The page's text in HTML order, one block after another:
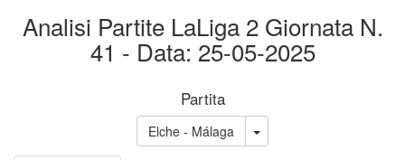
Analisi Partite LaLiga 2 Giornata N.
41 - Data: 25-05-2025
Partita
Elche - Málaga